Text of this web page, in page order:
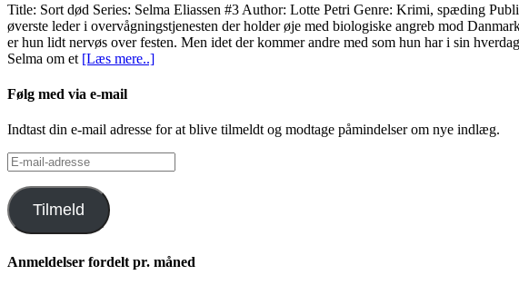
Title: Sort død Series: Selma Eliassen #3 Author: Lotte Petri Genre: Krimi, spæding
øverste leder i overvågningstjenesten der holder øje med biologiske angreb mod
er hun lidt nervøs over festen. Men idet der kommer andre med som hun har i sin
Selma om et [Læs mere..]
Følg med via e-mail
Indtast din e-mail adresse for at blive tilmeldt og modtage påmindelser om nye indlæg.
E-
mail-
adresse
Tilmeld
Anmeldelser fordelt pr. måned